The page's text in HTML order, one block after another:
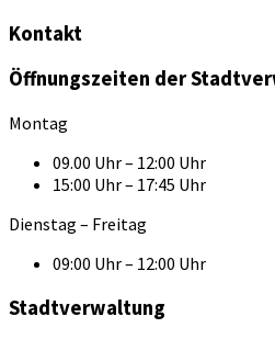
Kontakt
Öffnungszeiten der
Montag
09.00 Uhr – 12:00 Uhr
15:00 Uhr – 17:45 Uhr
Dienstag – Freitag
09:00 Uhr – 12:00 Uhr
Stadtverwaltung